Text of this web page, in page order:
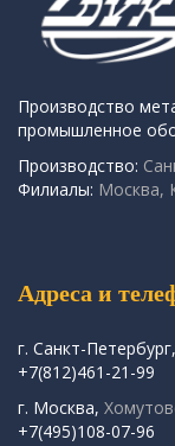
Производство
промышленное
Производство:
Филиалы: Москва,
Адреса и
г. Санкт-Петербург,
+7(812)461-21-99
г. Москва,
+7(495)108-07-96